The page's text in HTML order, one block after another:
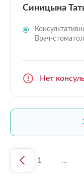
Синицына
Врач-
Нет
1 ...